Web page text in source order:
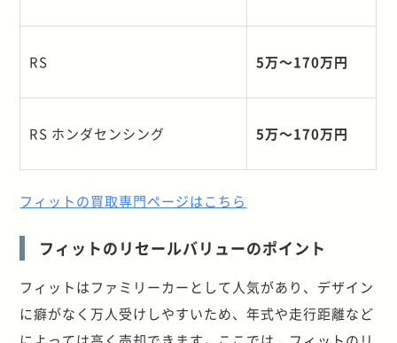
RS 5万～170万円
RS ホンダセンシング 5万～170万円
フィットの買取専門ページはこちら
フィットのリセールバリューのポイント
フィットはファミリーカーとして人気があり、デザイン
に癖がなく万人受けしやすいため、年式や走行距離など